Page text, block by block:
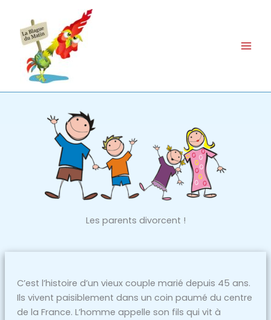
contenu
Les parents divorcent !
C’est l’histoire d’un vieux couple marié depuis 45 ans.
Ils vivent paisiblement dans un coin paumé du centre
de la France. L’homme appelle son fils qui vit à